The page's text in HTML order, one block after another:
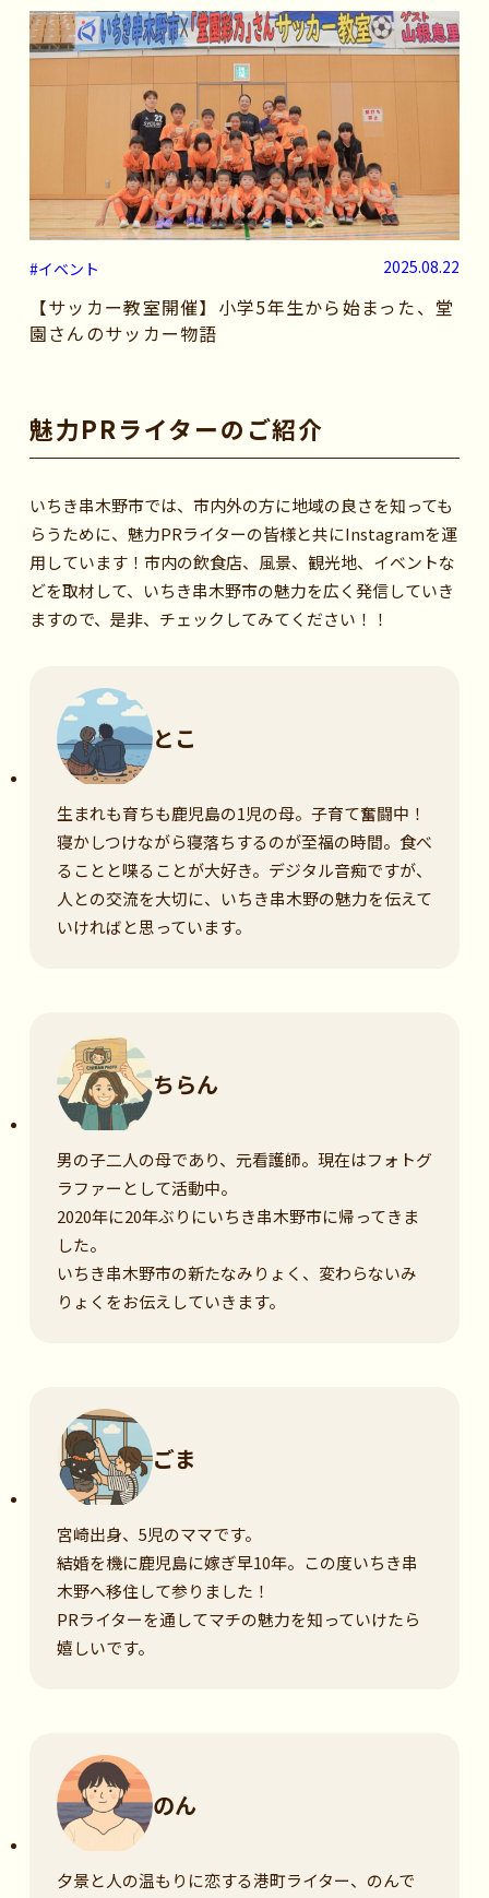
#イベント 2025.08.22
【サッカー教室開催】小学5年生から始まった、堂
園さんのサッカー物語
魅力PRライターのご紹介
いちき串木野市では、市内外の方に地域の良さを知っても
らうために、魅力PRライターの皆様と共にInstagramを運
用しています！市内の飲食店、風景、観光地、イベントな
どを取材して、いちき串木野市の魅力を広く発信していき
ますので、是非、チェックしてみてください！！
とこ
生まれも育ちも鹿児島の1児の母。子育て奮闘中！
寝かしつけながら寝落ちするのが至福の時間。食べ
ることと喋ることが大好き。デジタル音痴ですが、
人との交流を大切に、いちき串木野の魅力を伝えて
いければと思っています。
ちらん
男の子二人の母であり、元看護師。現在はフォトグ
ラファーとして活動中。
2020年に20年ぶりにいちき串木野市に帰ってきま
した。
いちき串木野市の新たなみりょく、変わらないみ
りょくをお伝えしていきます。
ごま
宮崎出身、5児のママです。
結婚を機に鹿児島に嫁ぎ早10年。この度いちき串
木野へ移住して参りました！
PRライターを通してマチの魅力を知っていけたら
嬉しいです。
のん
夕景と人の温もりに恋する港町ライター、のんで